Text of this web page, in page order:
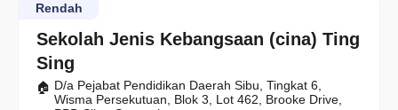
Sekolah Jenis Kebangsaan (cina) Ting
Sing
Rendah
D/a Pejabat Pendidikan Daerah Sibu, Tingkat 6,
Wisma Persekutuan, Blok 3, Lot 462, Brooke Drive,